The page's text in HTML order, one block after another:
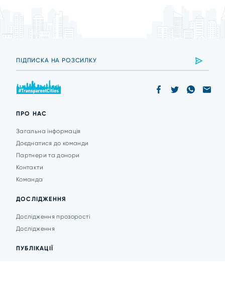
ПРО НАС
Загальна інформація
Доєднатися до команди
Партнери та донори
Контакти
Команда
ДОСЛІДЖЕННЯ
Дослідження прозорості
Дослідження
ПУБЛІКАЦІЇ